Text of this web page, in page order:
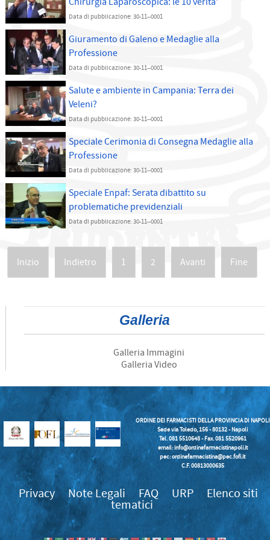
Data di pubblicazione: 30-11--0001
Giuramento di Galeno e Medaglie alla
Professione
Data di pubblicazione: 30-11--0001
Salute e ambiente in Campania: Terra dei
Veleni?
Data di pubblicazione: 30-11--0001
Speciale Cerimonia di Consegna Medaglie alla
Professione
Data di pubblicazione: 30-11--0001
Speciale Enpaf: Serata dibattito su
problematiche previdenziali
Data di pubblicazione: 30-11--0001
Inizio Indietro 1 2 Avanti Fine
Galleria
Galleria Immagini
Galleria Video
ORDINE DEI FARMACISTI DELLA PROVINCIA DI NAPOLI
Sede via Toledo, 156 - 80132 - Napoli
Tel. 081 5510648 - Fax. 081 5520961
email:info@ordinefarmacistinapoli.it
pec: ordinefarmacistina@pec.fofi.it
C.F. 00813000635
Privacy Note Legali FAQ URP
Elenco siti
tematici